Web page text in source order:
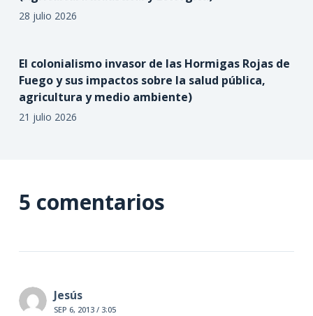
28 julio 2026
El colonialismo invasor de las Hormigas Rojas de
Fuego y sus impactos sobre la salud pública,
agricultura y medio ambiente)
21 julio 2026
5 comentarios
Jesús
SEP 6, 2013 / 3:05